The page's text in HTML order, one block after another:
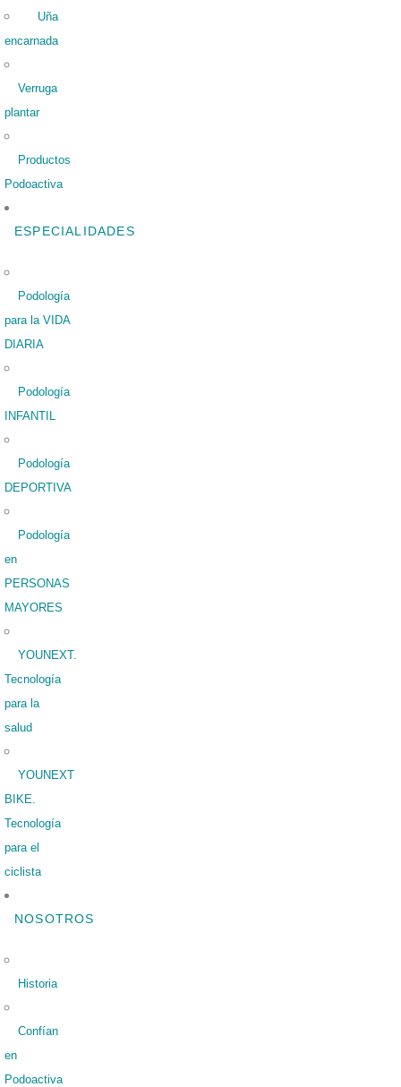
Uña
encarnada
Verruga
plantar
Productos
Podoactiva
ESPECIALIDADES
Podología
para la VIDA
DIARIA
Podología
INFANTIL
Podología
DEPORTIVA
Podología
en
PERSONAS
MAYORES
YOUNEXT.
Tecnología
para la
salud
YOUNEXT
BIKE.
Tecnología
para el
ciclista
NOSOTROS
Historia
Confían
en
Podoactiva